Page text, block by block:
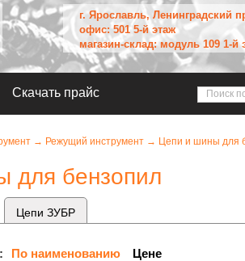
г. Ярославль, Ленинградский
офис: 501 5-й этаж
магазин-склад: модуль 109 1-й
Скачать прайс
→ Режущий инструмент → Цепи и шины для
для бензопил
Цепи ЗУБР
По наименованию Цене